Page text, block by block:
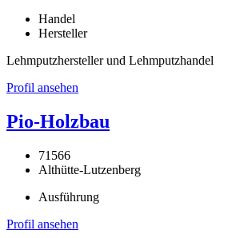
Handel
Hersteller
Lehmputzhersteller und Lehmputzhandel
Profil ansehen
Pio-Holzbau
71566
Althütte-Lutzenberg
Ausführung
Profil ansehen